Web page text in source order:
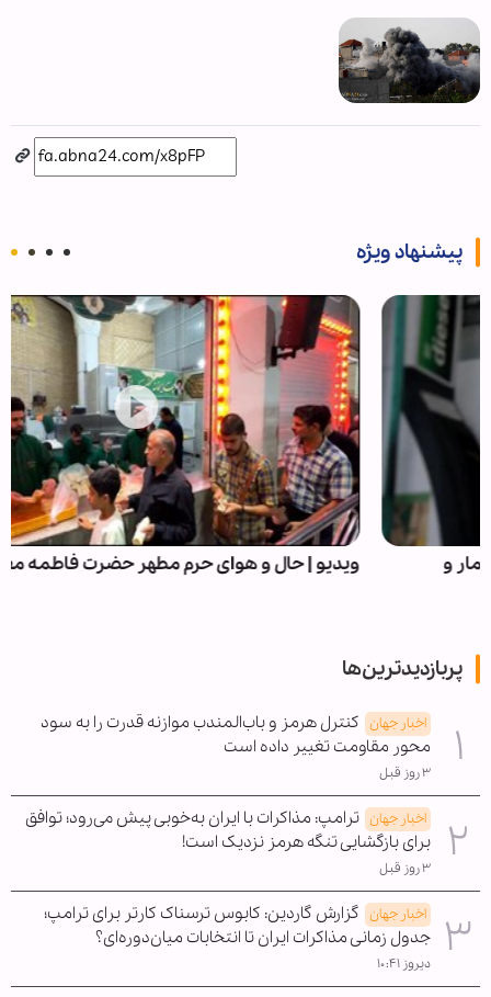
پیشنهاد ویژه
ویدیو | حال و هوای حرم مطهر حضرت فاطمه معصومه(س)
پربازدیدترین‌ها
اخبار جهان کنترل هرمز و باب‌المندب موازنه قدرت را به سود
محور مقاومت تغییر داده است
۳ روز قبل
اخبار جهان ترامپ: مذاکرات با ایران به‌خوبی پیش می‌رود؛ توافق
برای بازگشایی تنگه هرمز نزدیک است!
۳ روز قبل
اخبار جهان گزارش گاردین: کابوس ترسناک کارتر برای ترامپ؛
جدول زمانی مذاکرات ایران تا انتخابات میان‌دوره‌ای؟
دیروز ۱۰:۴۱